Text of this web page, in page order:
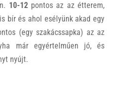
10-12pontos az az étterem,
bír és ahol esélyünk akad egy
(egy szakácssapka) az az
már egyértelműen jó, és
nyújt.